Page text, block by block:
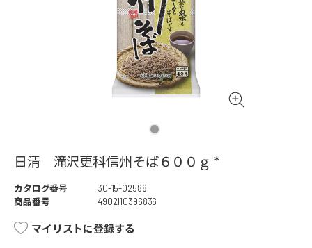
日清 滝沢更科信州そば６００ｇ *
カタログ番号
30-15-02588
商品番号
4902110396836
マイリストに登録する